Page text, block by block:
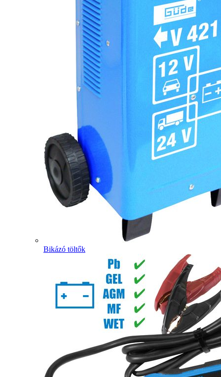
Bikázó töltők